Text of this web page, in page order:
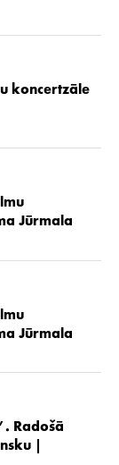
koncertzāle
Jūrmala
Jūrmala
Radošā
|